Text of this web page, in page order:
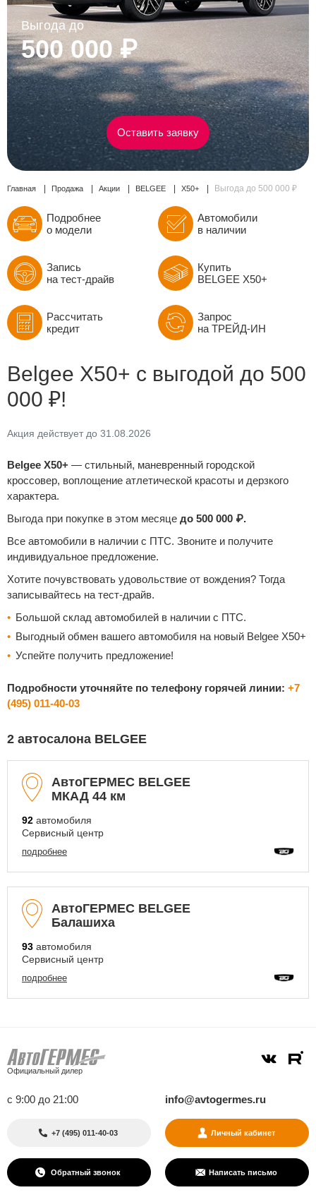
Сравнение
Личный кабинет
Выгода до
500 000 ₽
Оставить заявку
Главная Продажа Акции BELGEE X50+ Выгода до 500 000 ₽
Подробнее
о модели
Автомобили
в наличии
Запись
на тест-драйв
Купить
BELGEE X50+
Рассчитать
кредит
Запрос
на ТРЕЙД-ИН
Belgee Х50+ с выгодой до 500
000 ₽!
Акция действует до 31.08.2026
Belgee X50+ — стильный, маневренный городской
кроссовер, воплощение атлетической красоты и дерзкого
характера.
Выгода при покупке в этом месяце до 500 000 ₽.
Все автомобили в наличии с ПТС. Звоните и получите
индивидуальное предложение.
Хотите почувствовать удовольствие от вождения? Тогда
записывайтесь на тест-драйв.
Большой склад автомобилей в наличии с ПТС.
Выгодный обмен вашего автомобиля на новый Belgee X50+
Успейте получить предложение!
Подробности уточняйте по телефону горячей линии: +7
(495) 011-40-03
2 автосалона BELGEE
АвтоГЕРМЕС BELGEE
МКАД 44 км
92 автомобиля
Сервисный центр
подробнее
АвтоГЕРМЕС BELGEE
Балашиха
93 автомобиля
Сервисный центр
подробнее
Официальный дилер
с 9:00 до 21:00 info@avtogermes.ru
+7 (495) 011-40-03 Личный кабинет
Обратный звонок Написать письмо